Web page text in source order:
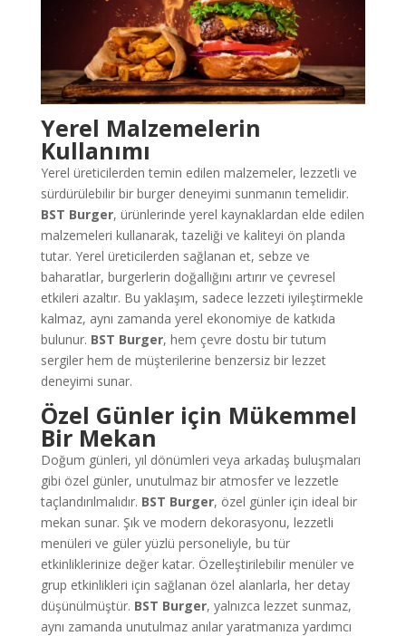
Yerel Malzemelerin
Kullanımı
Yerel üreticilerden temin edilen malzemeler, lezzetli ve
sürdürülebilir bir burger deneyimi sunmanın temelidir.
BST Burger, ürünlerinde yerel kaynaklardan elde edilen
malzemeleri kullanarak, tazeliği ve kaliteyi ön planda
tutar. Yerel üreticilerden sağlanan et, sebze ve
baharatlar, burgerlerin doğallığını artırır ve çevresel
etkileri azaltır. Bu yaklaşım, sadece lezzeti iyileştirmekle
kalmaz, aynı zamanda yerel ekonomiye de katkıda
bulunur. BST Burger, hem çevre dostu bir tutum
sergiler hem de müşterilerine benzersiz bir lezzet
deneyimi sunar.
Özel Günler için Mükemmel
Bir Mekan
Doğum günleri, yıl dönümleri veya arkadaş buluşmaları
gibi özel günler, unutulmaz bir atmosfer ve lezzetle
taçlandırılmalıdır. BST Burger, özel günler için ideal bir
mekan sunar. Şık ve modern dekorasyonu, lezzetli
menüleri ve güler yüzlü personeliyle, bu tür
etkinliklerinize değer katar. Özelleştirilebilir menüler ve
grup etkinlikleri için sağlanan özel alanlarla, her detay
düşünülmüştür. BST Burger, yalnızca lezzet sunmaz,
aynı zamanda unutulmaz anılar yaratmanıza yardımcı